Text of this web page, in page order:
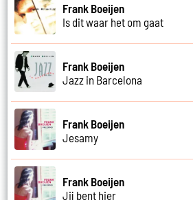
Frank Boeijen
Is dit waar het om gaat
Frank Boeijen
Jazz in Barcelona
Frank Boeijen
Jesamy
Frank Boeijen
Jij bent hier